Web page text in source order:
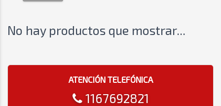
No hay productos que mostrar...
ATENCIÓN TELEFÓNICA
1167692821